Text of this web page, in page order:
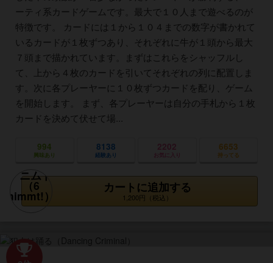
ーティ系カードゲームです。最大で１０人まで遊べるのが
特徴です。 カードには１から１０４までの数字が書かれて
いるカードが１枚ずつあり、それぞれに牛が１頭から最大
７頭まで描かれています。まずはこれらをシャッフルし
て、上から４枚のカードを引いてそれぞれの列に配置しま
す。次に各プレーヤーに１０枚ずつカードを配り、ゲーム
を開始します。 まず、各プレーヤーは自分の手札から１枚
カードを決めて伏せて場...
994
興味あり
8138
経験あり
2202
お気に入り
6653
持ってる
カートに追加する
1,200円（税込）